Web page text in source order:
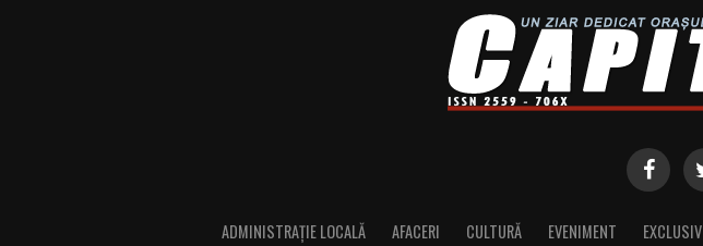
ADMINISTRAȚIE LOCALĂ AFACERI CULTURĂ EVENIMENT EXCLUSIV